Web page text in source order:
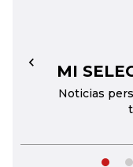
MI
Noticias
←